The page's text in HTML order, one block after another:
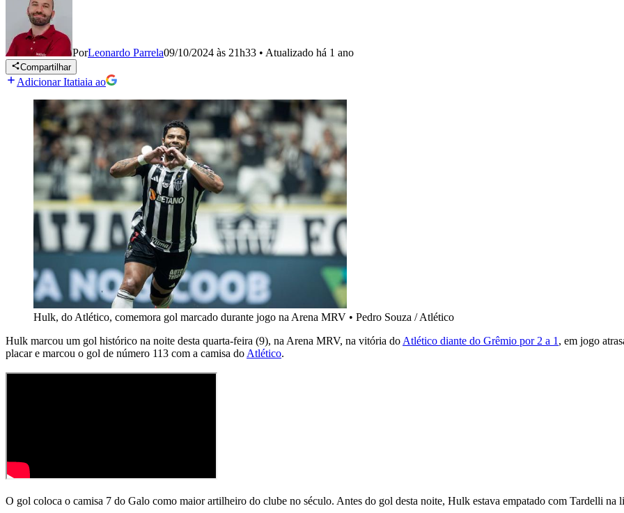
PorLeonardo Parrela09/10/2024 às 21h33 • Atualizado há 1 ano
Compartilhar
Adicionar Itatiaia ao
Hulk, do Atlético, comemora gol marcado durante jogo na Arena MRV • Pedro Souza / Atlético
Hulk marcou um gol histórico na noite desta quarta-feira (9), na Arena MRV, na vitória do Atlético diante do Grêmio por 2 a 1 , em jogo
placar e marcou o gol de número 113 com a camisa do Atlético.
O gol coloca o camisa 7 do Galo como maior artilheiro do clube no século. Antes do gol desta noite, Hulk estava empatado com Tardelli na